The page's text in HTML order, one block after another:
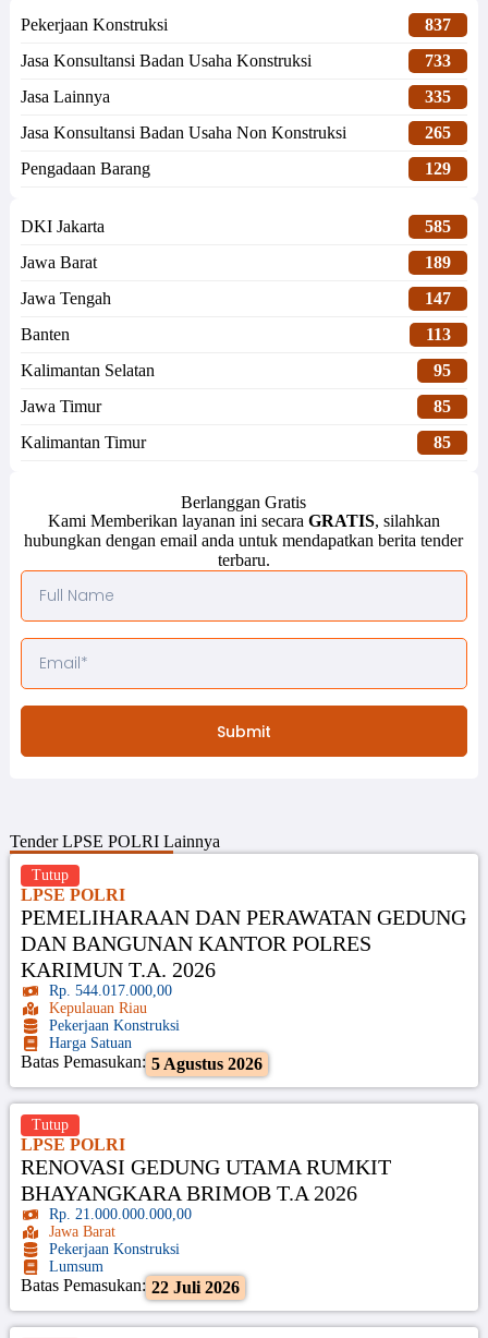
Pekerjaan Konstruksi
837
Jasa Konsultansi Badan Usaha Konstruksi
733
Jasa Lainnya
335
Jasa Konsultansi Badan Usaha Non Konstruksi
265
Pengadaan Barang
129
DKI Jakarta
585
Jawa Barat
189
Jawa Tengah
147
Banten
113
Kalimantan Selatan
95
Jawa Timur
85
Kalimantan Timur
85
Berlanggan Gratis
Kami Memberikan layanan ini secara GRATIS, silahkan
hubungkan dengan email anda untuk mendapatkan berita tender
terbaru.
Submit
TenderLPSE POLRILainnya
LPSE POLRI
PEMELIHARAAN DAN PERAWATAN GEDUNG
DAN BANGUNAN KANTOR POLRES
KARIMUN T.A. 2026
Rp. 544.017.000,00
Kepulauan Riau
Pekerjaan Konstruksi
Harga Satuan
Batas Pemasukan: 5 Agustus 2026
Tutup
LPSE POLRI
RENOVASI GEDUNG UTAMA RUMKIT
BHAYANGKARA BRIMOB T.A 2026
Rp. 21.000.000.000,00
Jawa Barat
Pekerjaan Konstruksi
Lumsum
Batas Pemasukan: 22 Juli 2026
Tutup